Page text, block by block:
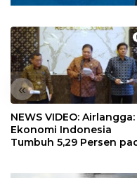
«
NEWS VIDEO: Airlangga:
Ekonomi Indonesia
Tumbuh 5,29 Persen